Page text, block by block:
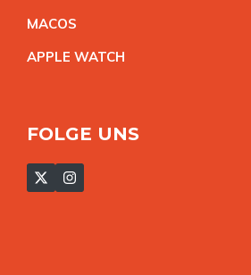
MACOS
APPLE WATCH
FOLGE UNS